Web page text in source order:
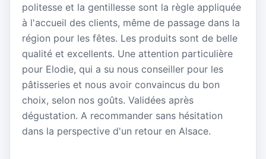
politesse et la gentillesse sont la règle appliquée
à l'accueil des clients, même de passage dans la
région pour les fêtes. Les produits sont de belle
qualité et excellents. Une attention particulière
pour Elodie, qui a su nous conseiller pour les
pâtisseries et nous avoir convaincus du bon
choix, selon nos goûts. Validées après
dégustation. A recommander sans hésitation
dans la perspective d'un retour en Alsace.